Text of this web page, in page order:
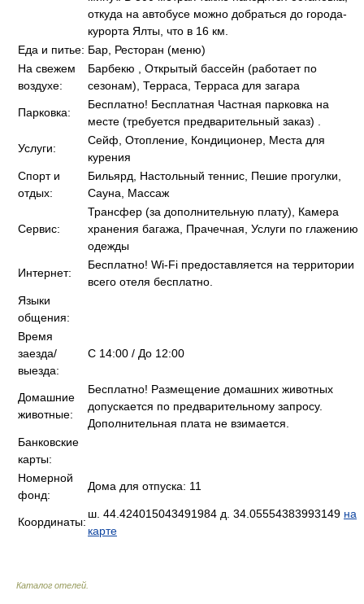
откуда на автобусе можно добраться до города-
курорта Ялты, что в 16 км.
Еда и питье: Бар, Ресторан (меню)
На свежем
воздухе:
Барбекю , Открытый бассейн (работает по
сезонам), Терраса, Терраса для загара
Парковка:
Бесплатно! Бесплатная Частная парковка на
месте (требуется предварительный заказ) .
Услуги:
Сейф, Отопление, Кондиционер, Места для
курения
Спорт и
отдых:
Бильярд, Настольный теннис, Пешие прогулки,
Сауна, Массаж
Сервис:
Трансфер (за дополнительную плату), Камера
хранения багажа, Прачечная, Услуги по глажению
одежды
Интернет:
Бесплатно! Wi-Fi предоставляется на территории
всего отеля бесплатно.
Языки
общения:
Время
заезда/
выезда:
C 14:00 / До 12:00
Домашние
животные:
Бесплатно! Размещение домашних животных
допускается по предварительному запросу.
Дополнительная плата не взимается.
Банковские
карты:
Номерной
фонд:
Дома для отпуска: 11
Координаты:
ш. 44.424015043491984 д. 34.05554383993149 на
карте
Каталог отелей